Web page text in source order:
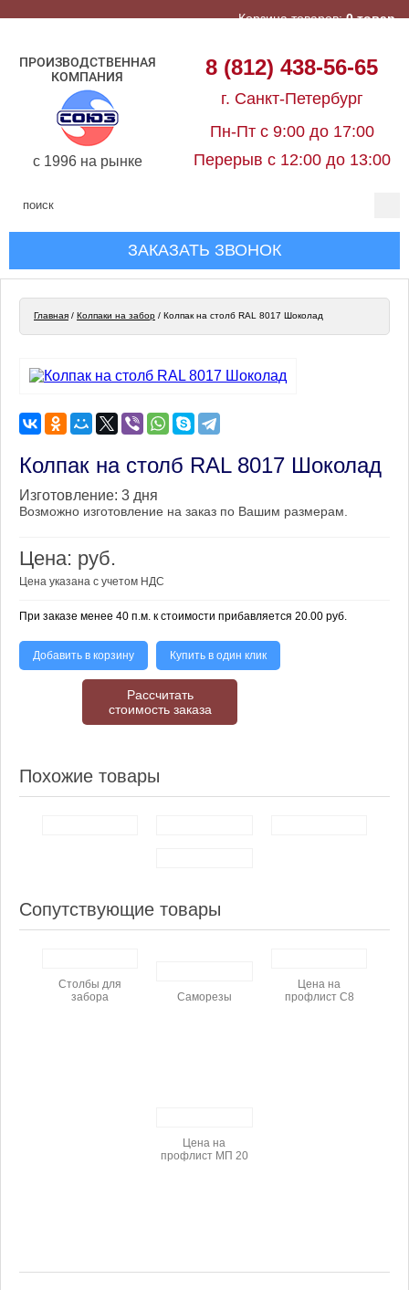
ПРОИЗВОДСТВЕННАЯ
КОМПАНИЯ
c 1996 на рынке
8 (812) 438-56-65
г. Санкт-Петербург
Пн-Пт с 9:00 до 17:00
Перерыв с 12:00 до 13:00
Корзина товаров:0 товар
ЗАКАЗАТЬ ЗВОНОК
Главная / Колпаки на забор / Колпак на столб RAL 8017 Шоколад
Колпак на столб RAL 8017 Шоколад
Изготовление: 3 дня
Возможно изготовление на заказ по Вашим размерам.
Цена: руб.
Цена указана с учетом НДС
При заказе менее 40 п.м. к стоимости прибавляется 20.00 руб.
Добавить в корзину Купить в один клик
Рассчитать
стоимость заказа
Похожие товары
Сопутствующие товары
Столбы для
забора
Cаморезы
Цена на
профлист С8
Цена на
профлист МП 20